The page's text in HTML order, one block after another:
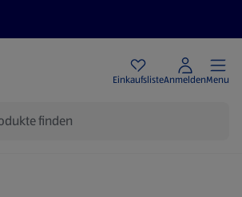
EinkaufslisteAnmeldenMenu